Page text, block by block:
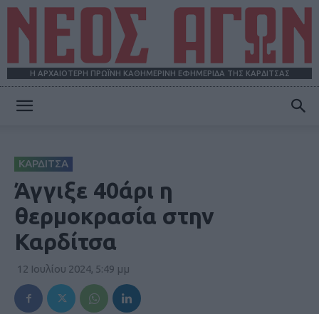
Η ΑΡΧΑΙΟΤΕΡΗ ΠΡΩΪΝΗ ΚΑΘΗΜΕΡΙΝΗ ΕΦΗΜΕΡΙΔΑ ΤΗΣ ΚΑΡΔΙΤΣΑΣ
ΚΑΡΔΙΤΣΑ
Άγγιξε 40άρι η
θερμοκρασία στην
Καρδίτσα
12 Ιουλίου 2024, 5:49 μμ